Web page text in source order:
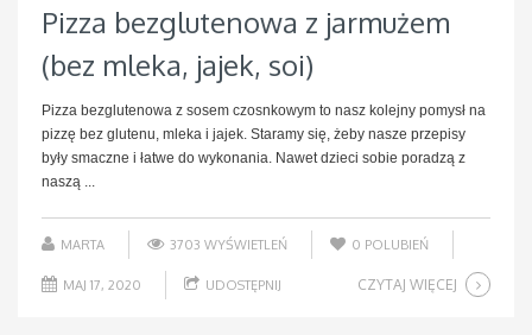
Pizza bezglutenowa z jarmużem
(bez mleka, jajek, soi)
Pizza bezglutenowa z sosem czosnkowym to nasz kolejny pomysł na
pizzę bez glutenu, mleka i jajek. Staramy się, żeby nasze przepisy
były smaczne i łatwe do wykonania. Nawet dzieci sobie poradzą z
naszą ...
MARTA 3703 WYŚWIETLEŃ 0 POLUBIEŃ
MAJ 17, 2020 UDOSTĘPNIJ CZYTAJ WIĘCEJ